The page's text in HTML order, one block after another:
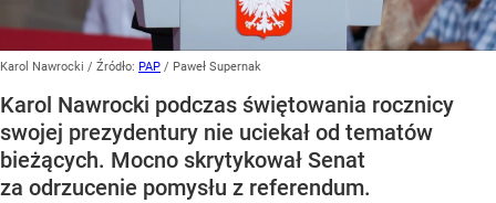
Karol Nawrocki / Źródło: PAP / Paweł Supernak
Karol Nawrocki podczas świętowania rocznicy
swojej prezydentury nie uciekał od tematów
bieżących. Mocno skrytykował Senat
za odrzucenie pomysłu z referendum.